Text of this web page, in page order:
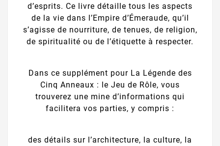
d’esprits. Ce livre détaille tous les aspects
de la vie dans l’Empire d’Émeraude, qu’il
s’agisse de nourriture, de tenues, de religion,
de spiritualité ou de l’étiquette à respecter.
Dans ce supplément pour La Légende des
Cinq Anneaux : le Jeu de Rôle, vous
trouverez une mine d’informations qui
facilitera vos parties, y compris :
des détails sur l’architecture, la culture, la